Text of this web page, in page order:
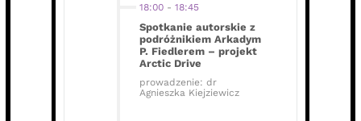
18:00 - 18:45
Spotkanie autorskie z
podróżnikiem Arkadym
P. Fiedlerem – projekt
Arctic Drive
prowadzenie: dr
Agnieszka Kiejziewicz